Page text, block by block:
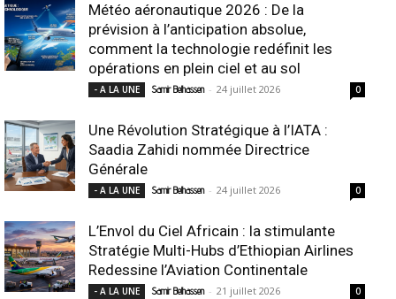
Météo aéronautique 2026 : De la
prévision à l’anticipation absolue,
comment la technologie redéfinit les
opérations en plein ciel et au sol
- A LA UNE Samir Belhassen - 24 juillet 2026 0
Une Révolution Stratégique à l’IATA :
Saadia Zahidi nommée Directrice
Générale
- A LA UNE Samir Belhassen - 24 juillet 2026 0
L’Envol du Ciel Africain : la stimulante
Stratégie Multi-Hubs d’Ethiopian Airlines
Redessine l’Aviation Continentale
- A LA UNE Samir Belhassen - 21 juillet 2026 0